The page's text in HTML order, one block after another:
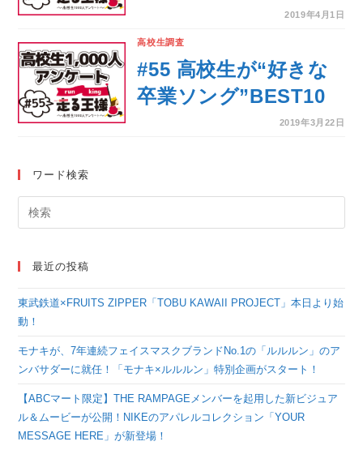
2019年4月1日
高校生調査
#55 高校生が“好きな
卒業ソング”BEST10
2019年3月22日
ワード検索
最近の投稿
東武鉄道×FRUITS ZIPPER「TOBU KAWAII PROJECT」本日より始
動！
モナキが、7年連続フェイスマスクブランドNo.1の「ルルルン」のア
ンバサダーに就任！「モナキ×ルルルン」特別企画がスタート！
【ABCマート限定】THE RAMPAGEメンバーを起用した新ビジュア
ル＆ムービーが公開！NIKEのアパレルコレクション「YOUR
MESSAGE HERE」が新登場！